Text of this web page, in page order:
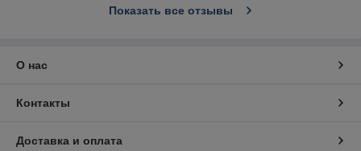
Показать все отзывы
О нас
Контакты
Доставка и оплата